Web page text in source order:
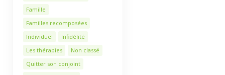
Famille
Familles recomposées
Individuel
Infidélité
Les thérapies
Non classé
Quitter son conjoint